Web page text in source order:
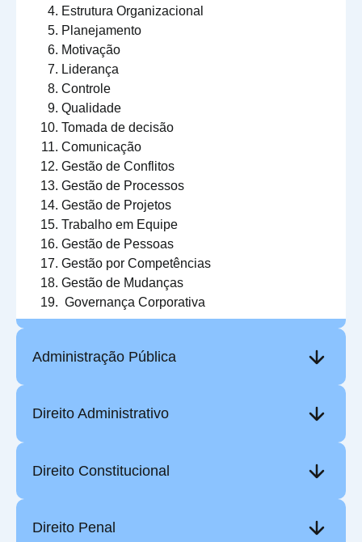
Estrutura Organizacional
Planejamento
Motivação
Liderança
Controle
Qualidade
Tomada de decisão
Comunicação
Gestão de Conflitos
Gestão de Processos
Gestão de Projetos
Trabalho em Equipe
Gestão de Pessoas
Gestão por Competências
Gestão de Mudanças
Governança Corporativa
Administração Pública
Direito Administrativo
Direito Constitucional
Direito Penal